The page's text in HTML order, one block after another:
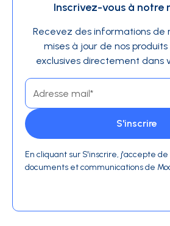
Inscrivez-vous à notre
Recevez des informations de
mises à jour de nos
exclusives directement dans
En cliquant sur S'inscrire, j'accepte
documents et communications de